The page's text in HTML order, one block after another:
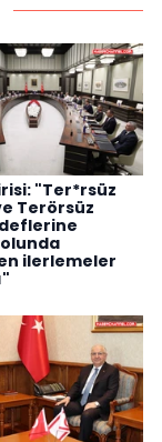
"Ter*rsüz
Terörsüz
ilerlemeler